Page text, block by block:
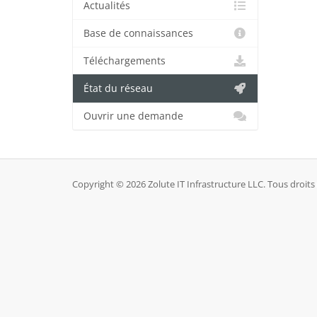
Actualités
Base de connaissances
Téléchargements
État du réseau
Ouvrir une demande
Copyright © 2026 Zolute IT Infrastructure LLC. Tous droits